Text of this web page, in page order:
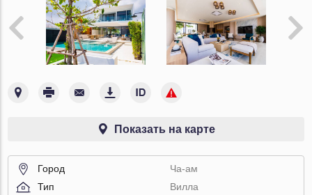
Показать на карте
Город
Ча-ам
Тип
Вилла